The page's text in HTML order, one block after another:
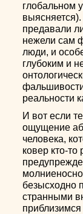
глобальном
предавали
нежели сам
люди, и
глубоким и
реальности
И вот если
ощущение
человека,
ковер кто-то
безысходно
странными